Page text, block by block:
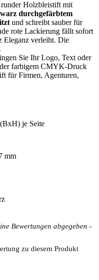
Holzbleistift mit
durchgefärbtem
und schreibt sauber für
rote Lackierung fällt sofort
Eleganz verleiht. Die
Sie Ihr Logo, Text oder
farbigem CMYK-Druck
für Firmen, Agenturen,
je Seite
mm
Bewertungen abgegeben -
zu diesem Produkt